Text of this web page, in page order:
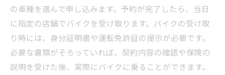
の車種を選んで申し込みます。予約が完了したら、当日
に指定の店舗でバイクを受け取ります。バイクの受け取
り時には、身分証明書や運転免許証の提示が必要です。
必要な書類がそろっていれば、契約内容の確認や保険の
説明を受けた後、実際にバイクに乗ることができます。